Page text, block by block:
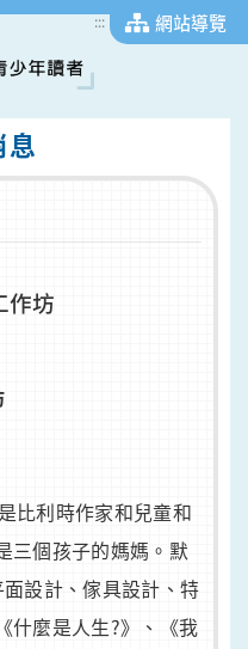
::: 網站導覽
作坊
比利時作家和兒童和
三個孩子的媽媽。默
設計、傢具設計、特
什麼是人生?》、《我